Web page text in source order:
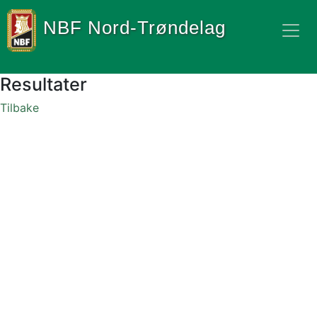
NBF Nord-Trøndelag
Resultater
Tilbake